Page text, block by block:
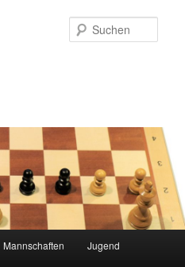
Mannschaften Jugend